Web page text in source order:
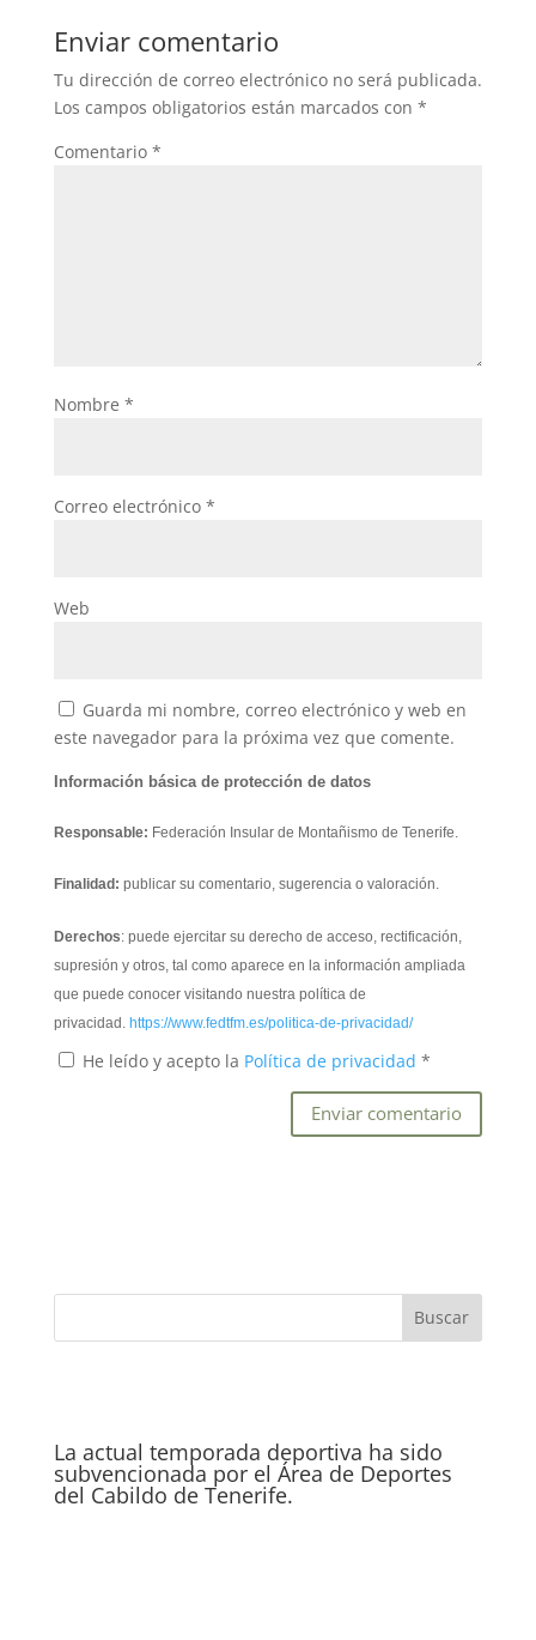
b
o
o
k
A
p
p
Enviar comentario
Tu dirección de correo electrónico no será publicada.
Los campos obligatorios están marcados con *
Comentario *
Nombre *
Correo electrónico *
Web
Guarda mi nombre, correo electrónico y web en
este navegador para la próxima vez que comente.
Información básica de protección de datos
Responsable: Federación Insular de Montañismo de Tenerife.
Finalidad: publicar su comentario, sugerencia o valoración.
Derechos: puede ejercitar su derecho de acceso, rectificación,
supresión y otros, tal como aparece en la información ampliada
que puede conocer visitando nuestra política de
privacidad. https://www.fedtfm.es/politica-de-privacidad/
He leído y acepto la Política de privacidad *
La actual temporada deportiva ha sido
subvencionada por el Área de Deportes
del Cabildo de Tenerife.